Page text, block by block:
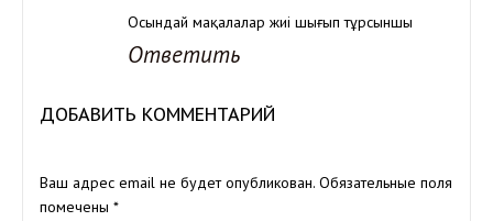
Осындай мақалалар жиі шығып тұрсыншы
Ответить
ДОБАВИТЬ КОММЕНТАРИЙ
Ваш адрес email не будет опубликован. Обязательные поля
помечены *